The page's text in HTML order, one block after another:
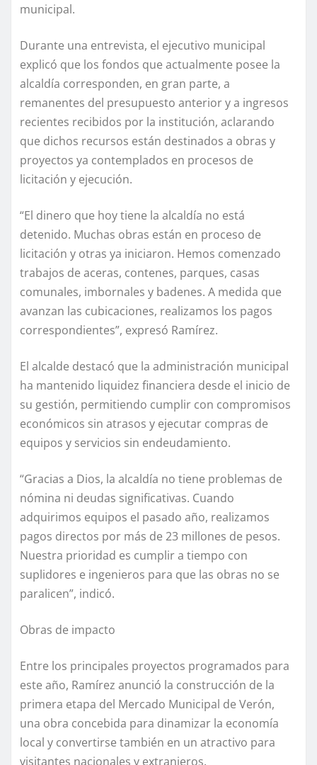
municipal.
Durante una entrevista, el ejecutivo municipal
explicó que los fondos que actualmente posee la
alcaldía corresponden, en gran parte, a
remanentes del presupuesto anterior y a ingresos
recientes recibidos por la institución, aclarando
que dichos recursos están destinados a obras y
proyectos ya contemplados en procesos de
licitación y ejecución.
“El dinero que hoy tiene la alcaldía no está
detenido. Muchas obras están en proceso de
licitación y otras ya iniciaron. Hemos comenzado
trabajos de aceras, contenes, parques, casas
comunales, imbornales y badenes. A medida que
avanzan las cubicaciones, realizamos los pagos
correspondientes”, expresó Ramírez.
El alcalde destacó que la administración municipal
ha mantenido liquidez financiera desde el inicio de
su gestión, permitiendo cumplir con compromisos
económicos sin atrasos y ejecutar compras de
equipos y servicios sin endeudamiento.
“Gracias a Dios, la alcaldía no tiene problemas de
nómina ni deudas significativas. Cuando
adquirimos equipos el pasado año, realizamos
pagos directos por más de 23 millones de pesos.
Nuestra prioridad es cumplir a tiempo con
suplidores e ingenieros para que las obras no se
paralicen”, indicó.
Obras de impacto
Entre los principales proyectos programados para
este año, Ramírez anunció la construcción de la
primera etapa del Mercado Municipal de Verón,
una obra concebida para dinamizar la economía
local y convertirse también en un atractivo para
visitantes nacionales y extranjeros.